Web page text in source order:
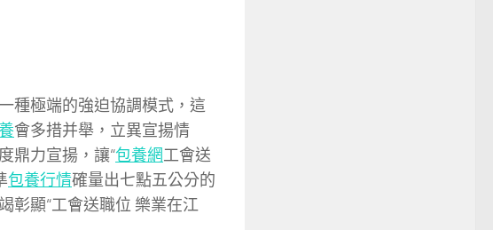
種極端的強迫協調模式，這
會多措并舉，立異宣揚情
鼎力宣揚，讓“包養網工會送
包養行情確量出七點五公分的
彰顯“工會送職位 樂業在江